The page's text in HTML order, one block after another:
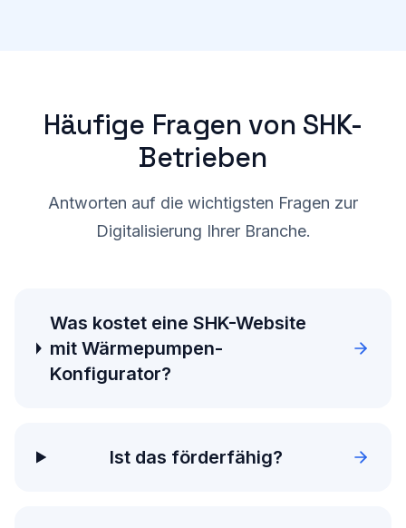
Häufige Fragen von SHK-
Betrieben
Antworten auf die wichtigsten Fragen zur
Digitalisierung Ihrer Branche.
Was kostet eine SHK-Website
mit Wärmepumpen-
Konfigurator?
Ist das förderfähig?